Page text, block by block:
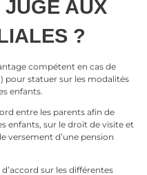
JUGE AUX
?
compétent en cas de
pour statuer sur les modalités
enfants.
entre les parents afin de
enfants, sur le droit de visite et
versement d’une pension
sur les différentes